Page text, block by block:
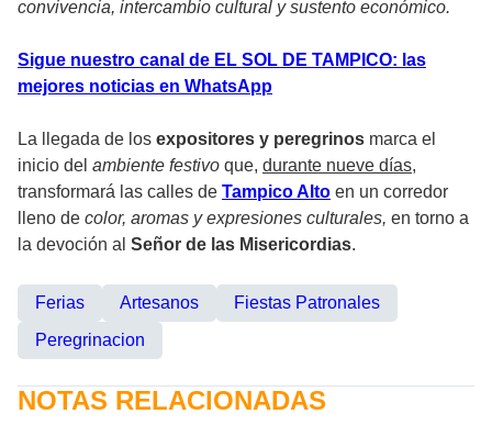
convivencia, intercambio cultural y sustento económico.
Sigue nuestro canal de EL SOL DE TAMPICO: las
mejores noticias en WhatsApp
La llegada de los expositores y peregrinos marca el
inicio del ambiente festivo que, durante nueve días,
transformará las calles de Tampico Alto en un corredor
lleno de color, aromas y expresiones culturales, en torno a
la devoción al Señor de las Misericordias.
Ferias Artesanos
Fiestas Patronales
Peregrinacion
NOTAS RELACIONADAS